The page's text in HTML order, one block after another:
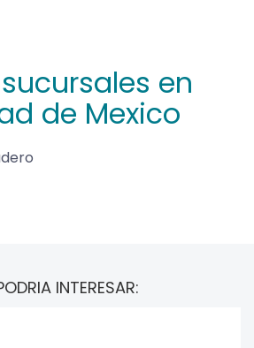
en
de Mexico
INTERESAR: